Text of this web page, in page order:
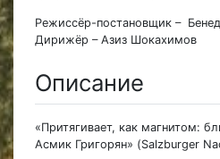
Режиссёр-постановщик –
Дирижёр – Азиз Шокахимов
Описание
«Притягивает, как магнитом:
Асмик Григорян» (Salzburger